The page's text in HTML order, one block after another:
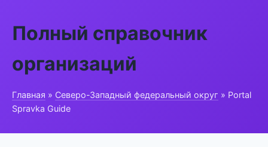
Полный справочник
организаций
Главная » Северо-Западный федеральный округ » Portal
Spravka Guide